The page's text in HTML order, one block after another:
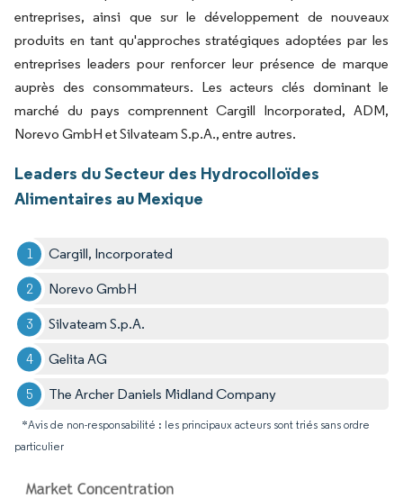
entreprises, ainsi que sur le développement de nouveaux
produits en tant qu'approches stratégiques adoptées par les
entreprises leaders pour renforcer leur présence de marque
auprès des consommateurs. Les acteurs clés dominant le
marché du pays comprennent Cargill Incorporated, ADM,
Norevo GmbH et Silvateam S.p.A., entre autres.
Leaders du Secteur des Hydrocolloïdes
Alimentaires au Mexique
Cargill, Incorporated
Norevo GmbH
Silvateam S.p.A.
Gelita AG
The Archer Daniels Midland Company
*Avis de non-responsabilité : les principaux acteurs sont triés sans ordre
particulier